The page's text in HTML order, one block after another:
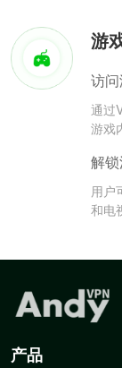
游
访
通过
游戏
解
用户
和电
产品